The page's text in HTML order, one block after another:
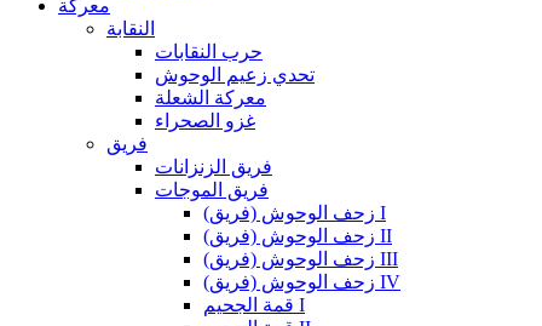
معركة
النقابة
حرب النقابات
تحدي زعيم الوحوش
معركة الشعلة
غزو الصحراء
فريق
فريق الزنزانات
فريق الموجات
زحف الوحوش (فريق) I
زحف الوحوش (فريق) II
زحف الوحوش (فريق) III
زحف الوحوش (فريق) IV
قمة الجحيم I